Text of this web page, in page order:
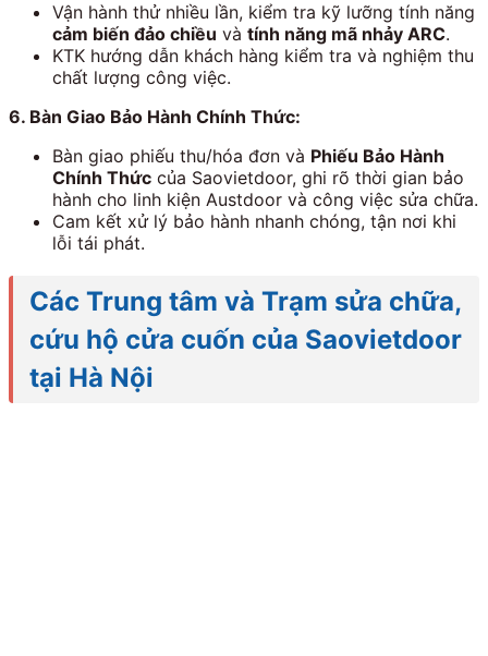
Vận hành thử nhiều lần, kiểm tra kỹ lưỡng tính năng
cảm biến đảo chiều và tính năng mã nhảy ARC.
KTK hướng dẫn khách hàng kiểm tra và nghiệm thu
chất lượng công việc.
6. Bàn Giao Bảo Hành Chính Thức:
Bàn giao phiếu thu/hóa đơn và Phiếu Bảo Hành
Chính Thức của Saovietdoor, ghi rõ thời gian bảo
hành cho linh kiện Austdoor và công việc sửa chữa.
Cam kết xử lý bảo hành nhanh chóng, tận nơi khi
lỗi tái phát.
Các Trung tâm và Trạm sửa chữa,
cứu hộ cửa cuốn của Saovietdoor
tại Hà Nội